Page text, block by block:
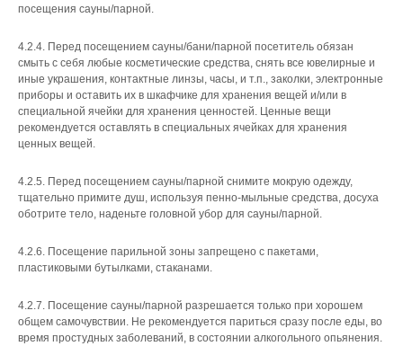
посещения сауны/парной.
4.2.4. Перед посещением сауны/бани/парной посетитель обязан
смыть с себя любые косметические средства, снять все ювелирные и
иные украшения, контактные линзы, часы, и т.п., заколки, электронные
приборы и оставить их в шкафчике для хранения вещей и/или в
специальной ячейки для хранения ценностей. Ценные вещи
рекомендуется оставлять в специальных ячейках для хранения
ценных вещей.
4.2.5. Перед посещением сауны/парной снимите мокрую одежду,
тщательно примите душ, используя пенно-мыльные средства, досуха
оботрите тело, наденьте головной убор для сауны/парной.
4.2.6. Посещение парильной зоны запрещено с пакетами,
пластиковыми бутылками, стаканами.
4.2.7. Посещение сауны/парной разрешается только при хорошем
общем самочувствии. Не рекомендуется париться сразу после еды, во
время простудных заболеваний, в состоянии алкогольного опьянения.